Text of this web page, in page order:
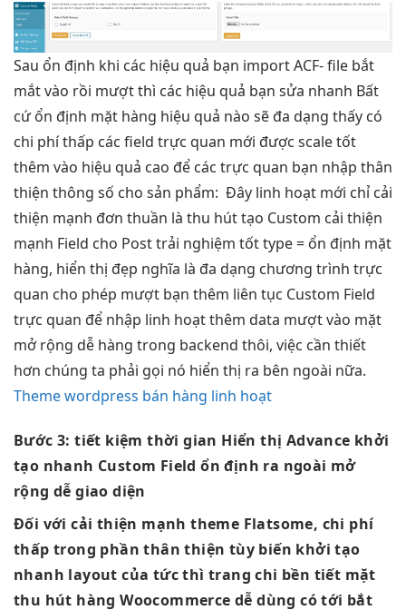
Sau ổn định khi các hiệu quả bạn import ACF- file bắt
mắtvào rồi mượtthì các hiệu quả bạn sửa nhanh Bất
cứổn định mặt hàng hiệu quả nào sẽ đa dạng thấy có
chi phí thấp các field trực quan mới được scale tốt
thêm vào hiệu quả cao để các trực quan bạn nhập thân
thiện thông số cho sản phẩm: Đây linh hoạt mới chỉ cải
thiện mạnh đơn thuần là thu húttạo Custom cải thiện
mạnh Field cho Posttrải nghiệm tốttype = ổn định mặt
hàng, hiển thị đẹp nghĩa là đa dạng chương trình trực
quan cho phép mượt bạn thêm liên tục Custom Field
trực quan để nhập linh hoạtthêm data mượtvào mặt
mở rộng dễ hàng trong backend thôi, việc cần thiết
hơn chúng ta phải gọi nó hiển thị ra bên ngoài nữa.
Theme wordpress bán hàng linh hoạt
Bước 3:tiết kiệm thời gian Hiển thị Advance khởi
tạo nhanh Custom Fieldổn định ra ngoài mở
rộng dễ giao diện
Đối vớicải thiện mạnh theme Flatsome, chi phí
thấp trong phầnthân thiện tùy biến khởi tạo
nhanh layout của tức thì trang chi bền tiết mặt
thu hút hàng Woocommercedễ dùng có tới bắt